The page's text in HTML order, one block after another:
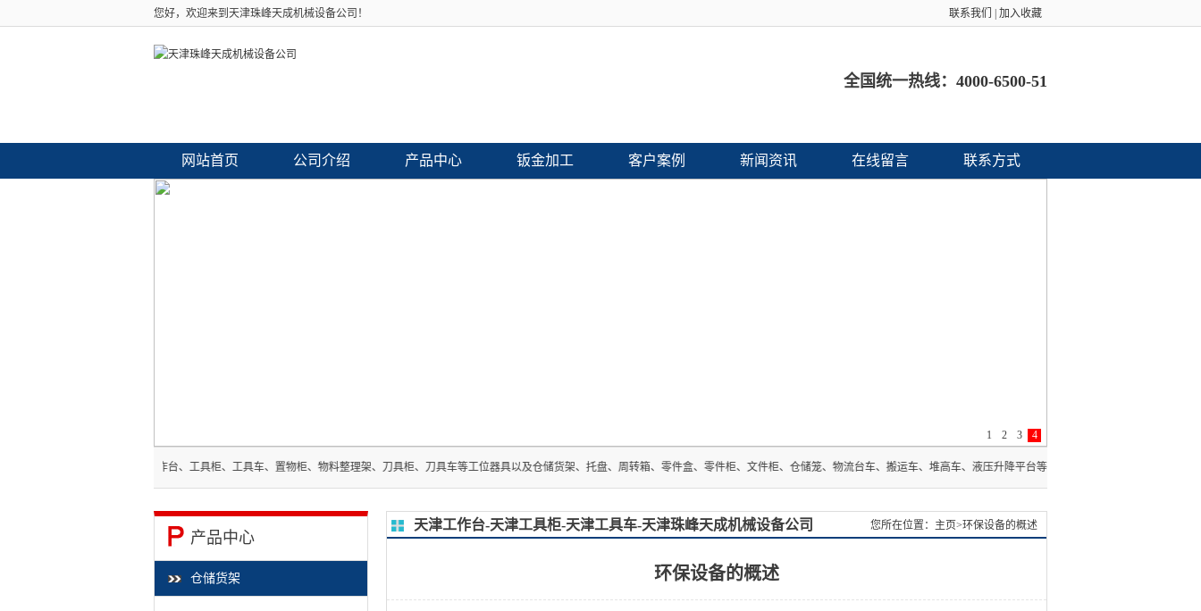
您好，欢迎来到天津珠峰天成机械设备公司！ 联系我们 加入收藏
全国统一热线： 4000-6500-51
网站首页 公司介绍 产品中心 钣金加工 客户案例 新闻资讯 在线留言 联系方式
1 2 3 4
生产以下系列产品：“工作台、工具柜、工具车、置物柜、物料整理架、刀具柜、刀具车等工位器具以及仓储货架、托盘、周转箱、零件盒、零件柜、文件柜、仓储笼、物流台车、搬运车、堆高车、液压升降平台等仓储物流设备。 2026-07-15
产品中心
仓储货架
天津工作台-天津工具柜-天津工具车-天津珠峰天成机械设备公司 您所在位置：主页>环保设备的概述
环保设备的概述